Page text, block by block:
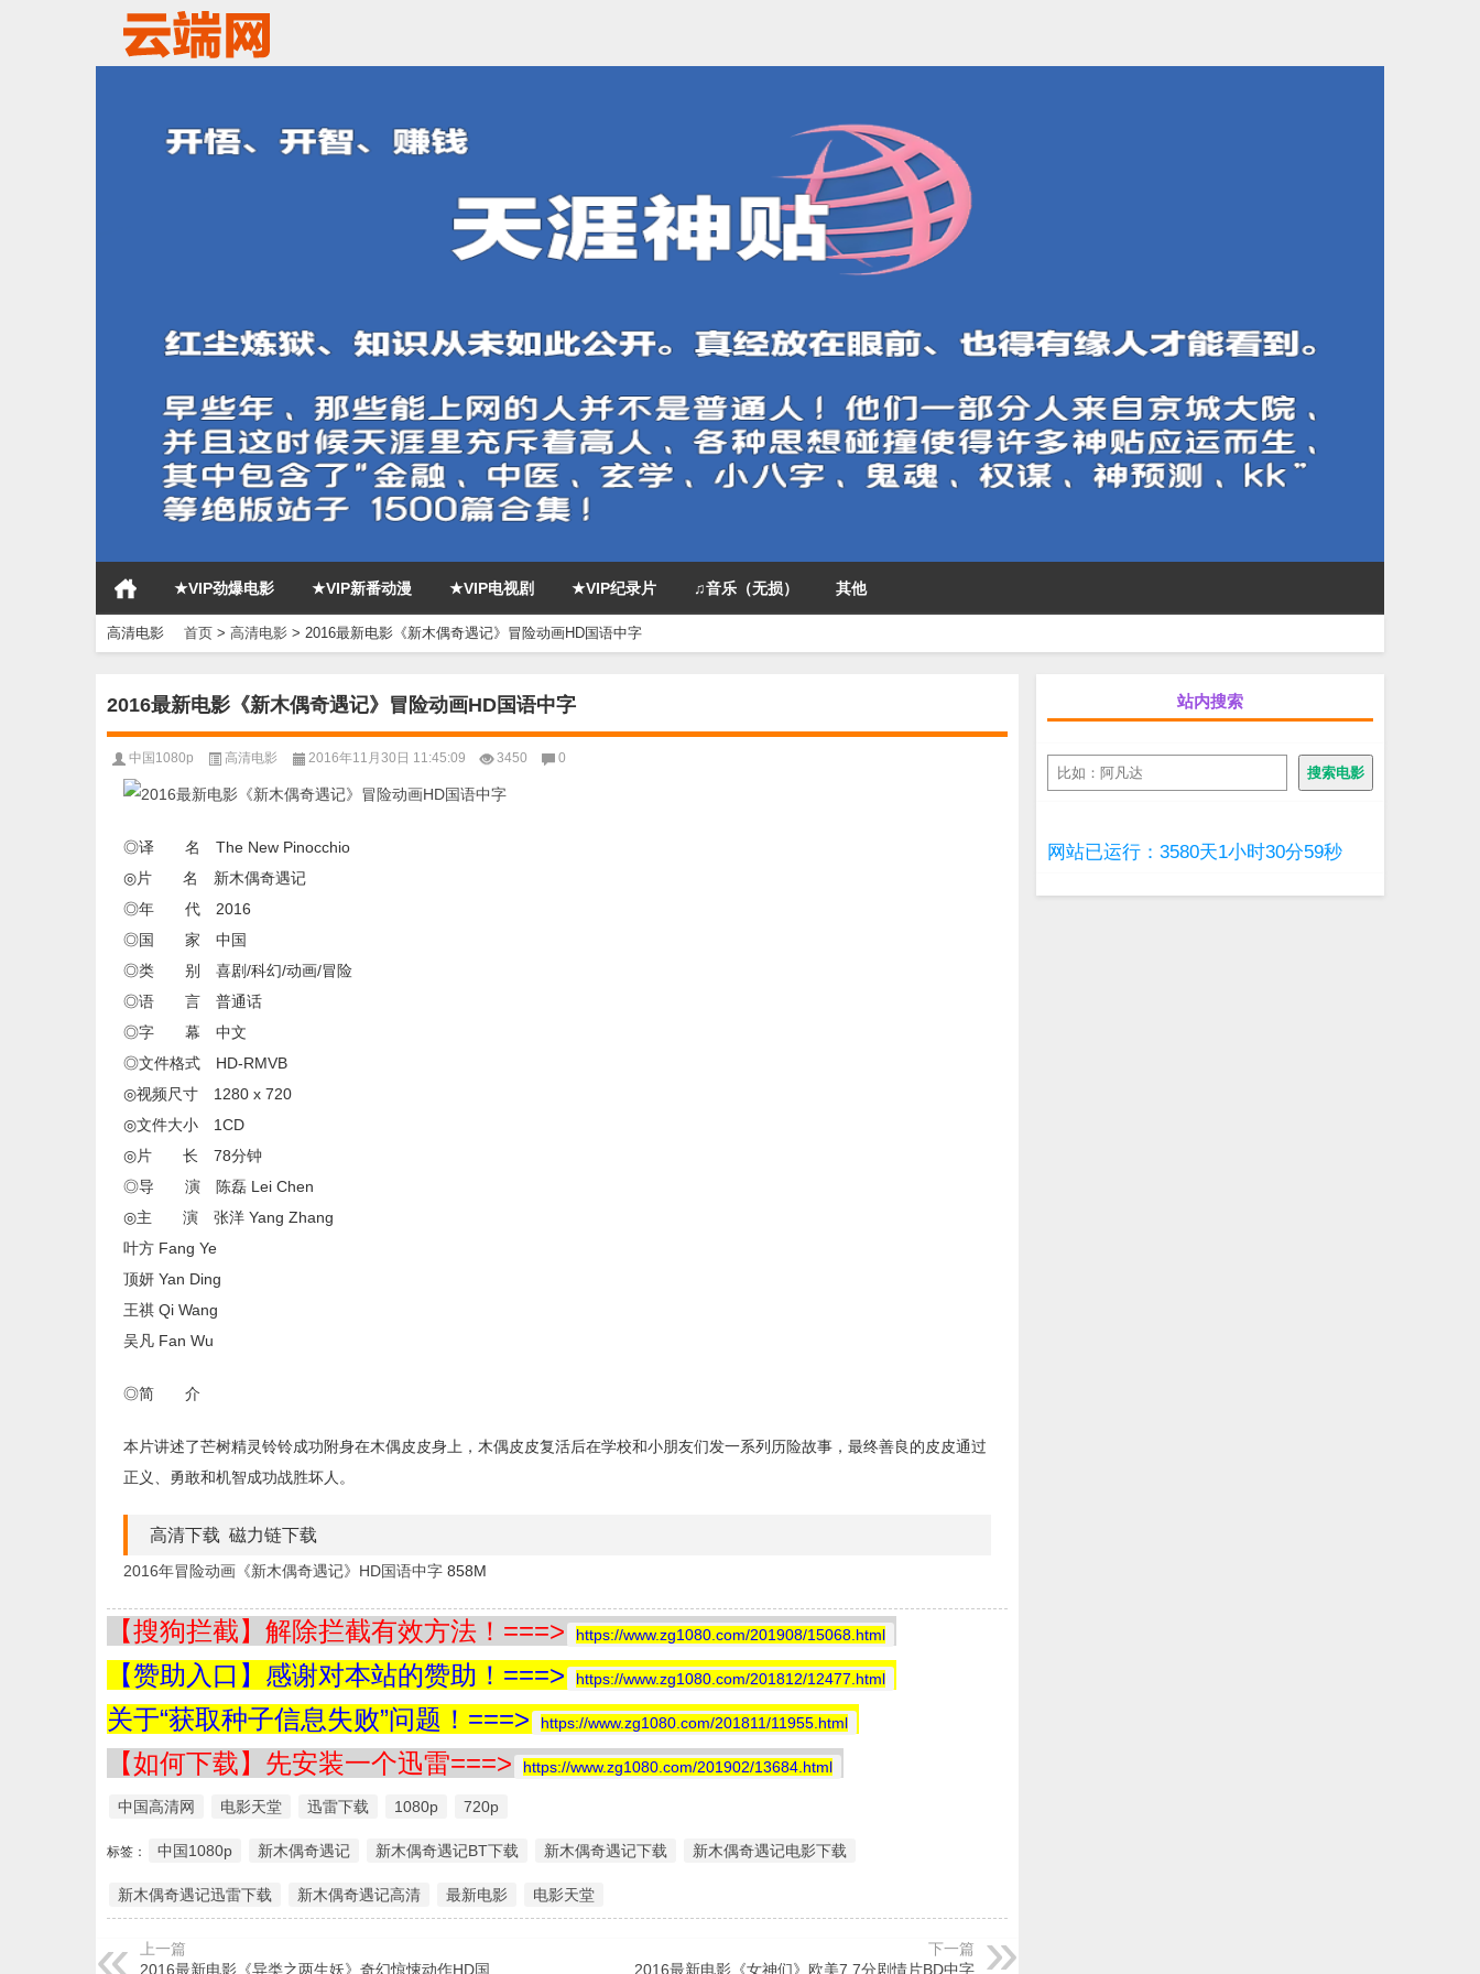
★VIP劲爆电影 ★VIP新番动漫 ★VIP电视剧 ★VIP纪录片 ♫音乐（无损） 其他
高清电影 首页 > 高清电影 > 2016最新电影《新木偶奇遇记》冒险动画HD国语中字
站内搜索
搜
索
搜索电影
网站已运行：3580天1小时31分0秒
2016最新电影《新木偶奇遇记》冒险动画HD国语中字
中国1080p 高清电影 2016年11月30日 11:45:09 3450 0
◎译 名 The New Pinocchio
◎片 名 新木偶奇遇记
◎年 代 2016
◎国 家 中国
◎类 别 喜剧/科幻/动画/冒险
◎语 言 普通话
◎字 幕 中文
◎文件格式 HD-RMVB
◎视频尺寸 1280 x 720
◎文件大小 1CD
◎片 长 78分钟
◎导 演 陈磊 Lei Chen
◎主 演 张洋 Yang Zhang
叶方 Fang Ye
顶妍 Yan Ding
王祺 Qi Wang
吴凡 Fan Wu
◎简 介
本片讲述了芒树精灵铃铃成功附身在木偶皮皮身上，木偶皮皮复活后在学校和小朋友们发一系列历险故事，最终善良的皮皮通过
正义、勇敢和机智成功战胜坏人。
高清下载 磁力链下载
2016年冒险动画《新木偶奇遇记》HD国语中字 858M
【搜狗拦截】解除拦截有效方法！===> https://www.zg1080.com/201908/15068.html
【赞助入口】感谢对本站的赞助！===> https://www.zg1080.com/201812/12477.html
关于“获取种子信息失败”问题！===> https://www.zg1080.com/201811/11955.html
【如何下载】先安装一个迅雷===> https://www.zg1080.com/201902/13684.html
中国高清网 电影天堂 迅雷下载 1080p 720p
标签： 中国1080p 新木偶奇遇记 新木偶奇遇记BT下载 新木偶奇遇记下载 新木偶奇遇记电影下载
新木偶奇遇记迅雷下载 新木偶奇遇记高清 最新电影 电影天堂
上一篇
2016最新电影《异类之两生妖》奇幻惊悚动作HD国
下一篇
2016最新电影《女神们》欧美7.7分剧情片BD中字